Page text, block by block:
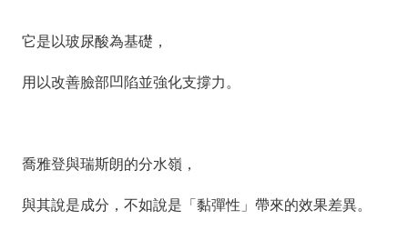
它是以玻尿酸為基礎，
用以改善臉部凹陷並強化支撐力。
喬雅登與瑞斯朗的分水嶺，
與其說是成分，不如說是「黏彈性」帶來的效果差異。